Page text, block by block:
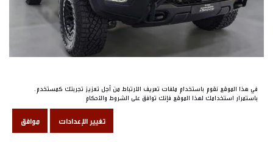
رام 1500 آر إتش أو داستبورن: أقوى شاحنة
للطرق الوعرة في الإمارات
في هذا الموقع نقوم باستخدام ملفات تعريف الارتباط من أجل تعزيز تجربتك كمستخدم.
باستمرار استخدامك لهذا الموقع فإنك توافق على الشروط والأحكام
تغيير الإعدادات موافق